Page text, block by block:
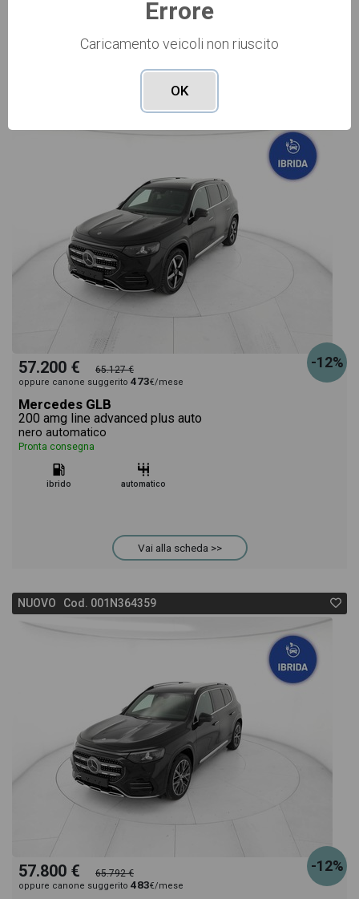
Vai alla scheda >>
-12%
57.200 € 65.127 €
oppure canone suggerito 473€/mese
Mercedes GLB
200 amg line advanced plus auto
nero automatico
Pronta consegna
ibrido automatico
Vai alla scheda >>
NUOVO Cod. 001N364359
-12%
57.800 € 65.792 €
oppure canone suggerito 483€/mese
Errore
Caricamento veicoli non riuscito
OK